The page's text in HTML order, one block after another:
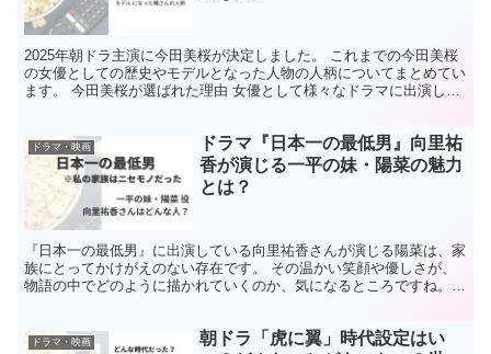
2025年朝ドラ主演に今田美桜が決定しました。 これまでの今田美桜
の女優としての歴史やモデルとなった人物の人柄についてまとめてい
ます。 今田美桜が選ばれた理由 女優として様々なドラマに出演して
ドラマ・映画
ドラマ『日本一の最低男』向里祐
香が演じる一平の妹・陽菜の魅力
とは？
『日本一の最低男』に出演している向里祐香さんが演じる陽菜は、家
族にとってかけがえのない存在です。 その温かい笑顔や優しさが、
物語の中でどのように描かれていくのか、気になるところですね。
ドラマ・映画
朝ドラ「虎に翼」時代設定はい